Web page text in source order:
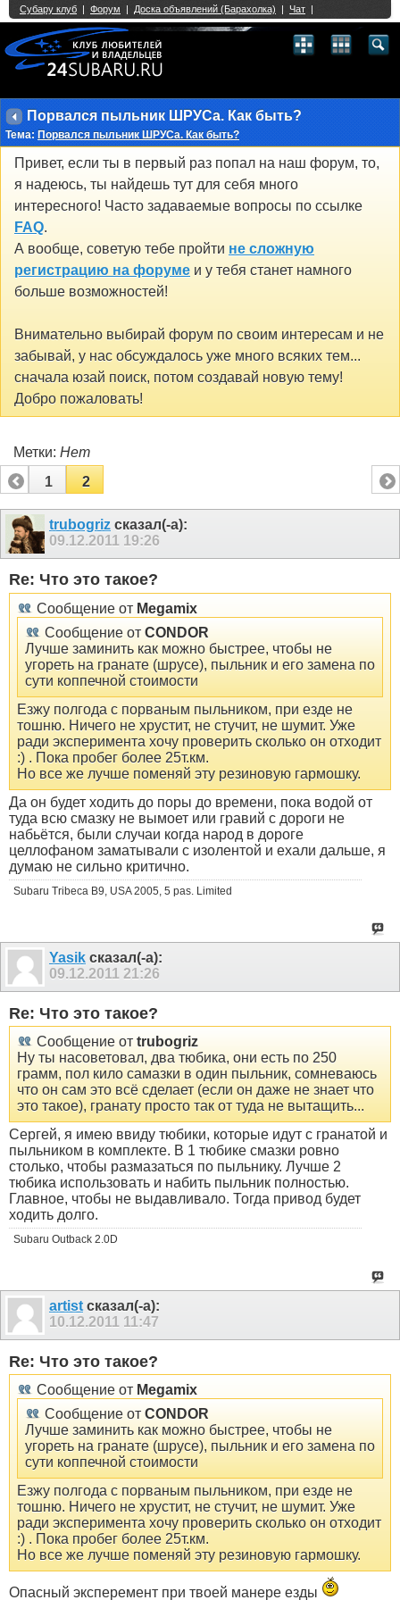
Порвался пыльник ШРУСа. Как быть?
Тема: Порвался пыльник ШРУСа. Как быть?
Привет, если ты в первый раз попал на наш форум, то,
я надеюсь, ты найдешь тут для себя много
интересного! Часто задаваемые вопросы по ссылке
FAQ.
А вообще, советую тебе пройти не сложную
регистрацию на форуме и у тебя станет намного
больше возможностей!
Внимательно выбирай форум по своим интересам и не
забывай, у нас обсуждалось уже много всяких тем...
сначала юзай поиск, потом создавай новую тему!
Добро пожаловать!
Метки: Нет
1
2
trubogriz сказал(-а):
09.12.2011 19:26
Re: Что это такое?
Сообщение от Megamix
Сообщение от CONDOR
Лучше заминить как можно быстрее, чтобы не
угореть на гранате (шрусе), пыльник и его замена по
сути коппечной стоимости
Езжу полгода с порваным пыльником, при езде не
тошню. Ничего не хрустит, не стучит, не шумит. Уже
ради эксперимента хочу проверить сколько он отходит
:) . Пока пробег более 25т.км.
Но все же лучше поменяй эту резиновую гармошку.
Да он будет ходить до поры до времени, пока водой от
туда всю смазку не вымоет или гравий с дороги не
набьётся, были случаи когда народ в дороге
целлофаном заматывали с изолентой и ехали дальше, я
думаю не сильно критично.
Subaru Tribeca B9, USA 2005, 5 pas. Limited
Yasik сказал(-а):
09.12.2011 21:26
Re: Что это такое?
Сообщение от trubogriz
Ну ты насоветовал, два тюбика, они есть по 250
грамм, пол кило самазки в один пыльник, сомневаюсь
что он сам это всё сделает (если он даже не знает что
это такое), гранату просто так от туда не вытащить...
Сергей, я имею ввиду тюбики, которые идут с гранатой и
пыльником в комплекте. В 1 тюбике смазки ровно
столько, чтобы размазаться по пыльнику. Лучше 2
тюбика использовать и набить пыльник полностью.
Главное, чтобы не выдавливало. Тогда привод будет
ходить долго.
Subaru Outback 2.0D
artist сказал(-а):
10.12.2011 11:47
Re: Что это такое?
Сообщение от Megamix
Сообщение от CONDOR
Лучше заминить как можно быстрее, чтобы не
угореть на гранате (шрусе), пыльник и его замена по
сути коппечной стоимости
Езжу полгода с порваным пыльником, при езде не
тошню. Ничего не хрустит, не стучит, не шумит. Уже
ради эксперимента хочу проверить сколько он отходит
:) . Пока пробег более 25т.км.
Но все же лучше поменяй эту резиновую гармошку.
Опасный эксперемент при твоей манере езды
Single Sign On provided byvBSSO
2 3 4 5 6 7 8 9 10 11 12 13 21 22 23 24 25 26
27 28 29 30 31 32 33 40 41 42 43